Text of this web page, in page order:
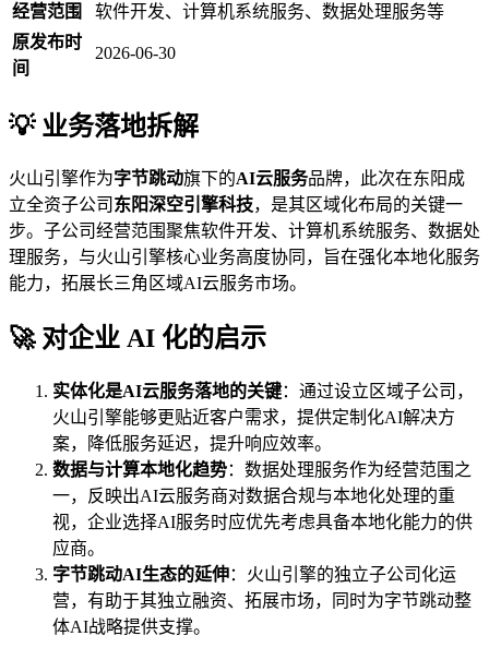
经营范围
软件开发、计算机系统服务、数据处理服务等
原发布时
间
2026-06-30
💡 业务落地拆解
火山引擎作为字节跳动旗下的AI云服务品牌，此次在东阳成
立全资子公司 东阳深空引擎科技，是其区域化布局的关键一
步。子公司经营范围聚焦软件开发、计算机系统服务、数据处
理服务，与火山引擎核心业务高度协同，旨在强化本地化服务
能力，拓展长三角区域AI云服务市场。
🚀 对企业 AI 化的启示
实体化是AI云服务落地的关键：通过设立区域子公司，
火山引擎能够更贴近客户需求，提供定制化AI解决方
案，降低服务延迟，提升响应效率。
数据与计算本地化趋势：数据处理服务作为经营范围之
一，反映出AI云服务商对数据合规与本地化处理的重
视，企业选择AI服务时应优先考虑具备本地化能力的供
应商。
字节跳动AI生态的延伸：火山引擎的独立子公司化运
营，有助于其独立融资、拓展市场，同时为字节跳动整
体AI战略提供支撑。